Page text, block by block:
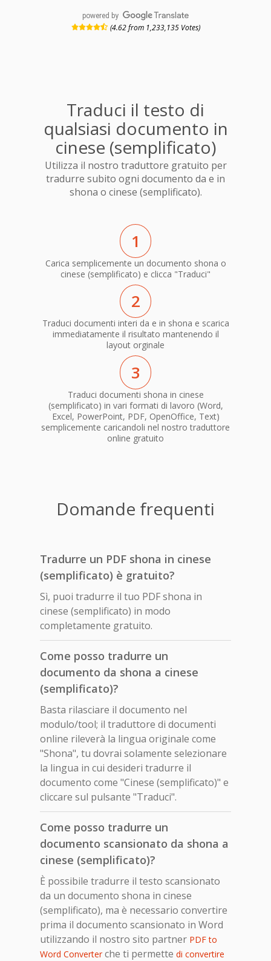
powered by
(4.62 from 1,233,135 Votes)
Traduci il testo di
qualsiasi documento in
cinese (semplificato)
Utilizza il nostro traduttore gratuito per
tradurre subito ogni documento da e in
shona o cinese (semplificato).
1
Carica semplicemente un documento shona o
cinese (semplificato) e clicca "Traduci"
2
Traduci documenti interi da e in shona e scarica
immediatamente il risultato mantenendo il
layout orginale
3
Traduci documenti shona in cinese
(semplificato) in vari formati di lavoro (Word,
Excel, PowerPoint, PDF, OpenOffice, Text)
semplicemente caricandoli nel nostro traduttore
online gratuito
Domande frequenti
Tradurre un PDF shona in cinese
(semplificato) è gratuito?
Sì, puoi tradurre il tuo PDF shona in
cinese (semplificato) in modo
completamente gratuito.
Come posso tradurre un
documento da shona a cinese
(semplificato)?
Basta rilasciare il documento nel
modulo/tool; il traduttore di documenti
online rileverà la lingua originale come
"Shona", tu dovrai solamente selezionare
la lingua in cui desideri tradurre il
documento come "Cinese (semplificato)" e
cliccare sul pulsante "Traduci".
Come posso tradurre un
documento scansionato da shona a
cinese (semplificato)?
È possibile tradurre il testo scansionato
da un documento shona in cinese
(semplificato), ma è necessario convertire
prima il documento scansionato in Word
utilizzando il nostro sito partner PDF to
Word Converterche ti permette di convertire